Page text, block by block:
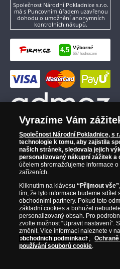
Společnost Národní Pokladnice s.r.o.
má s Puncovním úřadem uzavřenou
dohodu o umožnění anonymních
kontrolních nákupů.
Vyrazíme Vám
Společnost Národní Pokladnice, s
technologie k tomu, aby zajistila
našich stránek, sledovala jejich
personalizovaný nákupní zážitek a
účelem shromažďujeme informace
zařízeních.
Kliknutím na klávesu“Přijmout vše”
tím, že tyto informace budeme sdílet
obchodními partnery. Pokud toto
základní cookies a bohužel
personalizovaný obsah. Pro
zvolte možnost “Upravit nastavení”.
změnit. Více informací naleznete v
obchodních podmínkách ,
používání souborů cookie.